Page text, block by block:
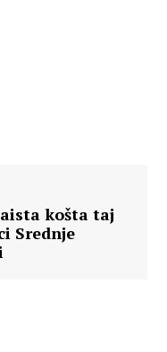
košta taj
Srednje